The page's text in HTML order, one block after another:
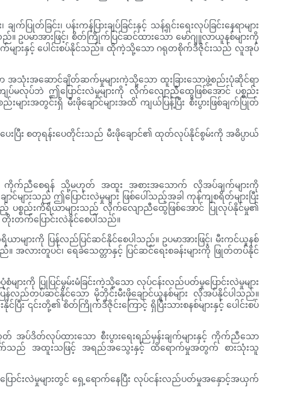
တ်ခြင်း၊ ပန်းကန်ပြားချပ်ခြင်းနှင့် သန့်ရှင်းရေးလုပ်ခြင်းနေရာများ
ည်။ ဥပမာအားဖြင့်၊ စိတ်ကြိုက်ပြင်ဆင်ထားသော မော်ဂျူလာယူနစ်များကို
များနှင့် ပေါင်းစပ်နိုင်သည်။ ထိုကဲ့သို့သော ဂရုတစိုက်ဒီဇိုင်းသည် လူအုပ်
ော အသုံးအဆောင်ချိတ်ဆက်မှုများကဲ့သို့သော ထူးခြားသောဖွဲ့စည်းပုံဆိုင်ရာ
မလုပ်ဘဲ ဤပြောင်းလဲမှုများကို လိုက်လျောညီထွေဖြစ်အောင် ပစ္စည်း
တွင်းရှိ မီးဖိုချောင်များအထိ ကျယ်ပြန့်ပြီး စီးပွားဖြစ်ချက်ပြုတ်
းပြီး စတုရန်းပေတိုင်းသည် မီးဖိုချောင်၏ ထုတ်လုပ်နိုင်စွမ်းကို အဓိပ္ပာယ်
နှင့် ကိုက်ညီစေရန် သို့မဟုတ် အထူး အစားအသောက် လိုအပ်ချက်များကို
ျားသည် ဤပြောင်းလဲမှုများ ဖြစ်ပေါ်သည့်အခါ ကုန်ကျစရိတ်များပြီး
ပစ္စည်းကိရိယာများသည် လိုက်လျောညီထွေဖြစ်အောင် ပြုလုပ်နိုင်မှု၏
တိုးတက်ပြောင်းလဲနိုင်စေပါသည်။
ယာများကို ပြန်လည်ပြင်ဆင်နိုင်စေပါသည်။ ဥပမာအားဖြင့်၊ မီးကင်ယူနစ်
အလားတူပင်၊ ရေခဲသေတ္တာနှင့် ပြင်ဆင်ရေးစခန်းများကို ဖြုတ်တပ်နိုင်
ကို ပြုပြင်မွမ်းမံခြင်းကဲ့သို့သော လုပ်ငန်းလည်ပတ်မှုပြောင်းလဲမှုများ
ည်တပ်ဆင်နိုင်သော မိုဘိုင်းမီးဖိုချောင်ယူနစ်များ လိုအပ်နိုင်ပါသည်။
၎င်းတို့၏ စိတ်ကြိုက်ဒီဇိုင်းကြောင့် ရှိပြီးသားစနစ်များနှင့် ပေါင်းစပ်
အပ်ဒိတ်လုပ်ထားသော စီးပွားရေးရည်မှန်းချက်များနှင့် ကိုက်ညီသော
ျက်သည် အထူးသဖြင့် အရည်အသွေးနှင့် ထိရောက်မှုအတွက် စားသုံးသူ
ြောင်းလဲမှုများတွင် ရှေ့ရောက်နေပြီး လုပ်ငန်းလည်ပတ်မှုအနှောင့်အယှက်